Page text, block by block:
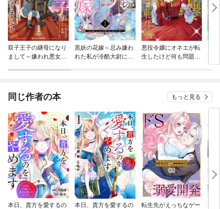
双子王子の継母になり
まして～嫌われ悪女で
黒妖の花嫁～忌み嫌わ
れた私が冷酷大尉に愛
悪役令嬢にオネエが転
生したけど何も問題が
双
版】
同じ作者の本 もっと見る
本日、貴方を愛するの
本日、貴方を愛するの
転生先がえっちなゲー
死